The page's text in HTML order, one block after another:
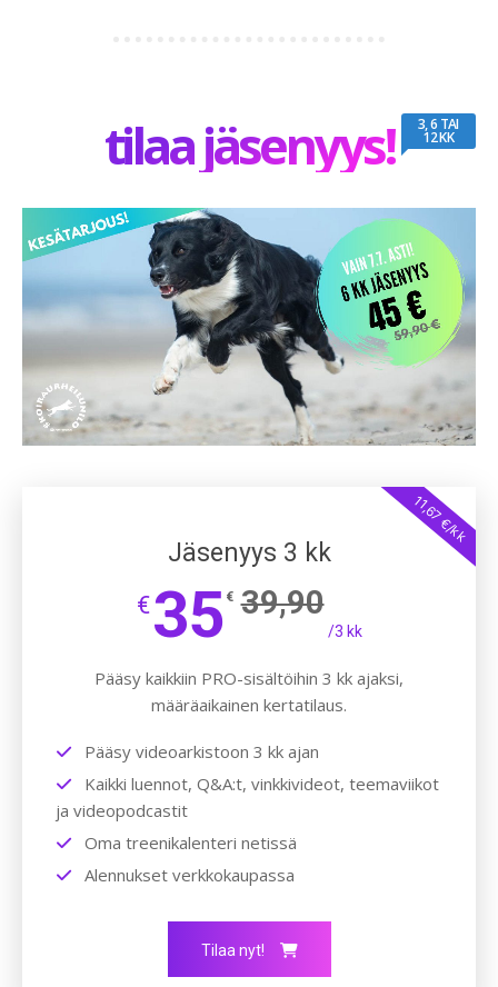
tilaa jäsenyys! 3, 6 TAI
12 KK
11,67 €/kk
Jäsenyys 3 kk
€35 € 39,90
/3 kk
Pääsy kaikkiin PRO-sisältöihin 3 kk ajaksi,
määräaikainen kertatilaus.
Pääsy videoarkistoon 3 kk ajan
Kaikki luennot, Q&A:t, vinkkivideot, teemaviikot
ja videopodcastit
Oma treenikalenteri netissä
Alennukset verkkokaupassa
Tilaa nyt!